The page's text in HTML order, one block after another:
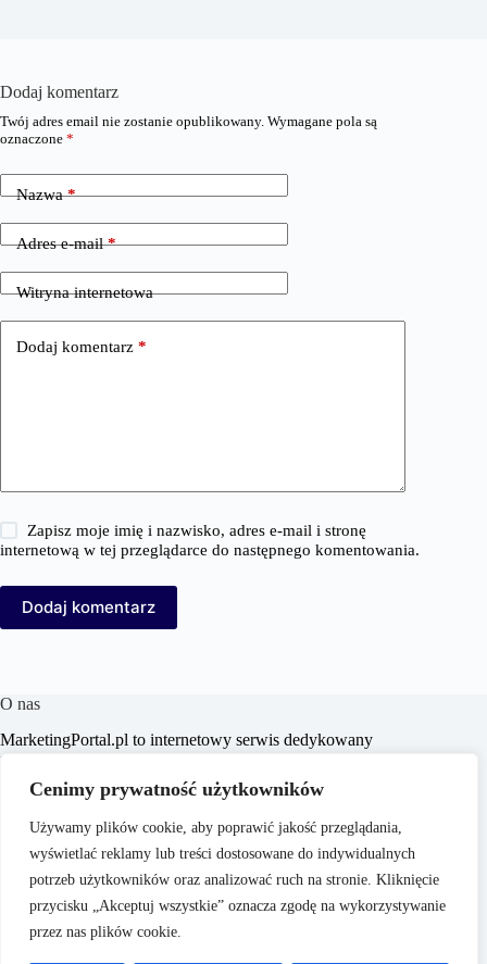
Cenimy prywatność użytkowników
Używamy plików cookie, aby poprawić jakość przeglądania,
wyświetlać reklamy lub treści dostosowane do indywidualnych
potrzeb użytkowników oraz analizować ruch na stronie. Kliknięcie
przycisku „Akceptuj wszystkie” oznacza zgodę na wykorzystywanie
przez nas plików cookie.
Dodaj komentarz
Twój adres email nie zostanie opublikowany. Wymagane pola są
oznaczone *
Nazwa*
Adres e-mail*
Witryna internetowa
Dodaj komentarz *
Zapisz moje imię i nazwisko, adres e-mail i stronę
internetową w tej przeglądarce do następnego komentowania.
Dodaj komentarz
O nas
MarketingPortal.pl to internetowy serwis dedykowany
profesjonalistom i entuzjastom branży marketingowej,
oferujący szeroki wachlarz informacji, analiz oraz
praktycznych porad z zakresu marketingu, biznesu, e-
commerce, SEO/SEM, content marketingu i mediów
społecznościowych. Portal ma na celu wspieranie czytelników
w poszerzaniu wiedzy i doskonaleniu umiejętności,
dostarczając aktualnych treści dostosowanych do dynamicznie
zmieniającego się rynku.